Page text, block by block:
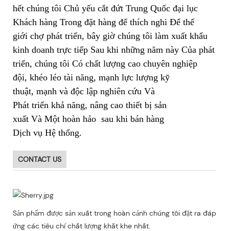
hết chúng tôi Chủ yếu cắt đứt Trung Quốc đại lục
Khách hàng Trong đặt hàng để thích nghi Để thế
giới chợ phát triển, bây giờ chúng tôi làm xuất khẩu
kinh doanh trực tiếp Sau khi những năm này Của phát
triển, chúng tôi Có chất lượng cao chuyên nghiệp
đội, khéo léo tài năng, mạnh lực lượng kỹ
thuật, mạnh và độc lập nghiên cứu Và
Phát triển khả năng, nâng cao thiết bị sản
xuất Và Một hoàn hảo sau khi bán hàng
Dịch vụ Hệ thống.
CONTACT US
Sản phẩm được sản xuất trong hoàn cảnh chúng tôi đặt ra đáp
ứng các tiêu chí chất lượng khắt khe nhất.